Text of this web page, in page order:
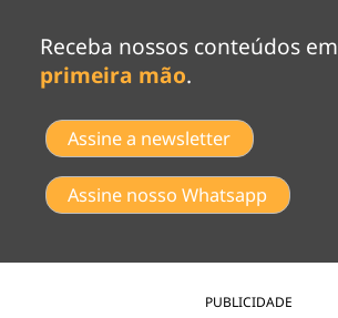
Receba nossos conteúdos em
primeira mão.
Assine a newsletter
Assine nosso Whatsapp
PUBLICIDADE